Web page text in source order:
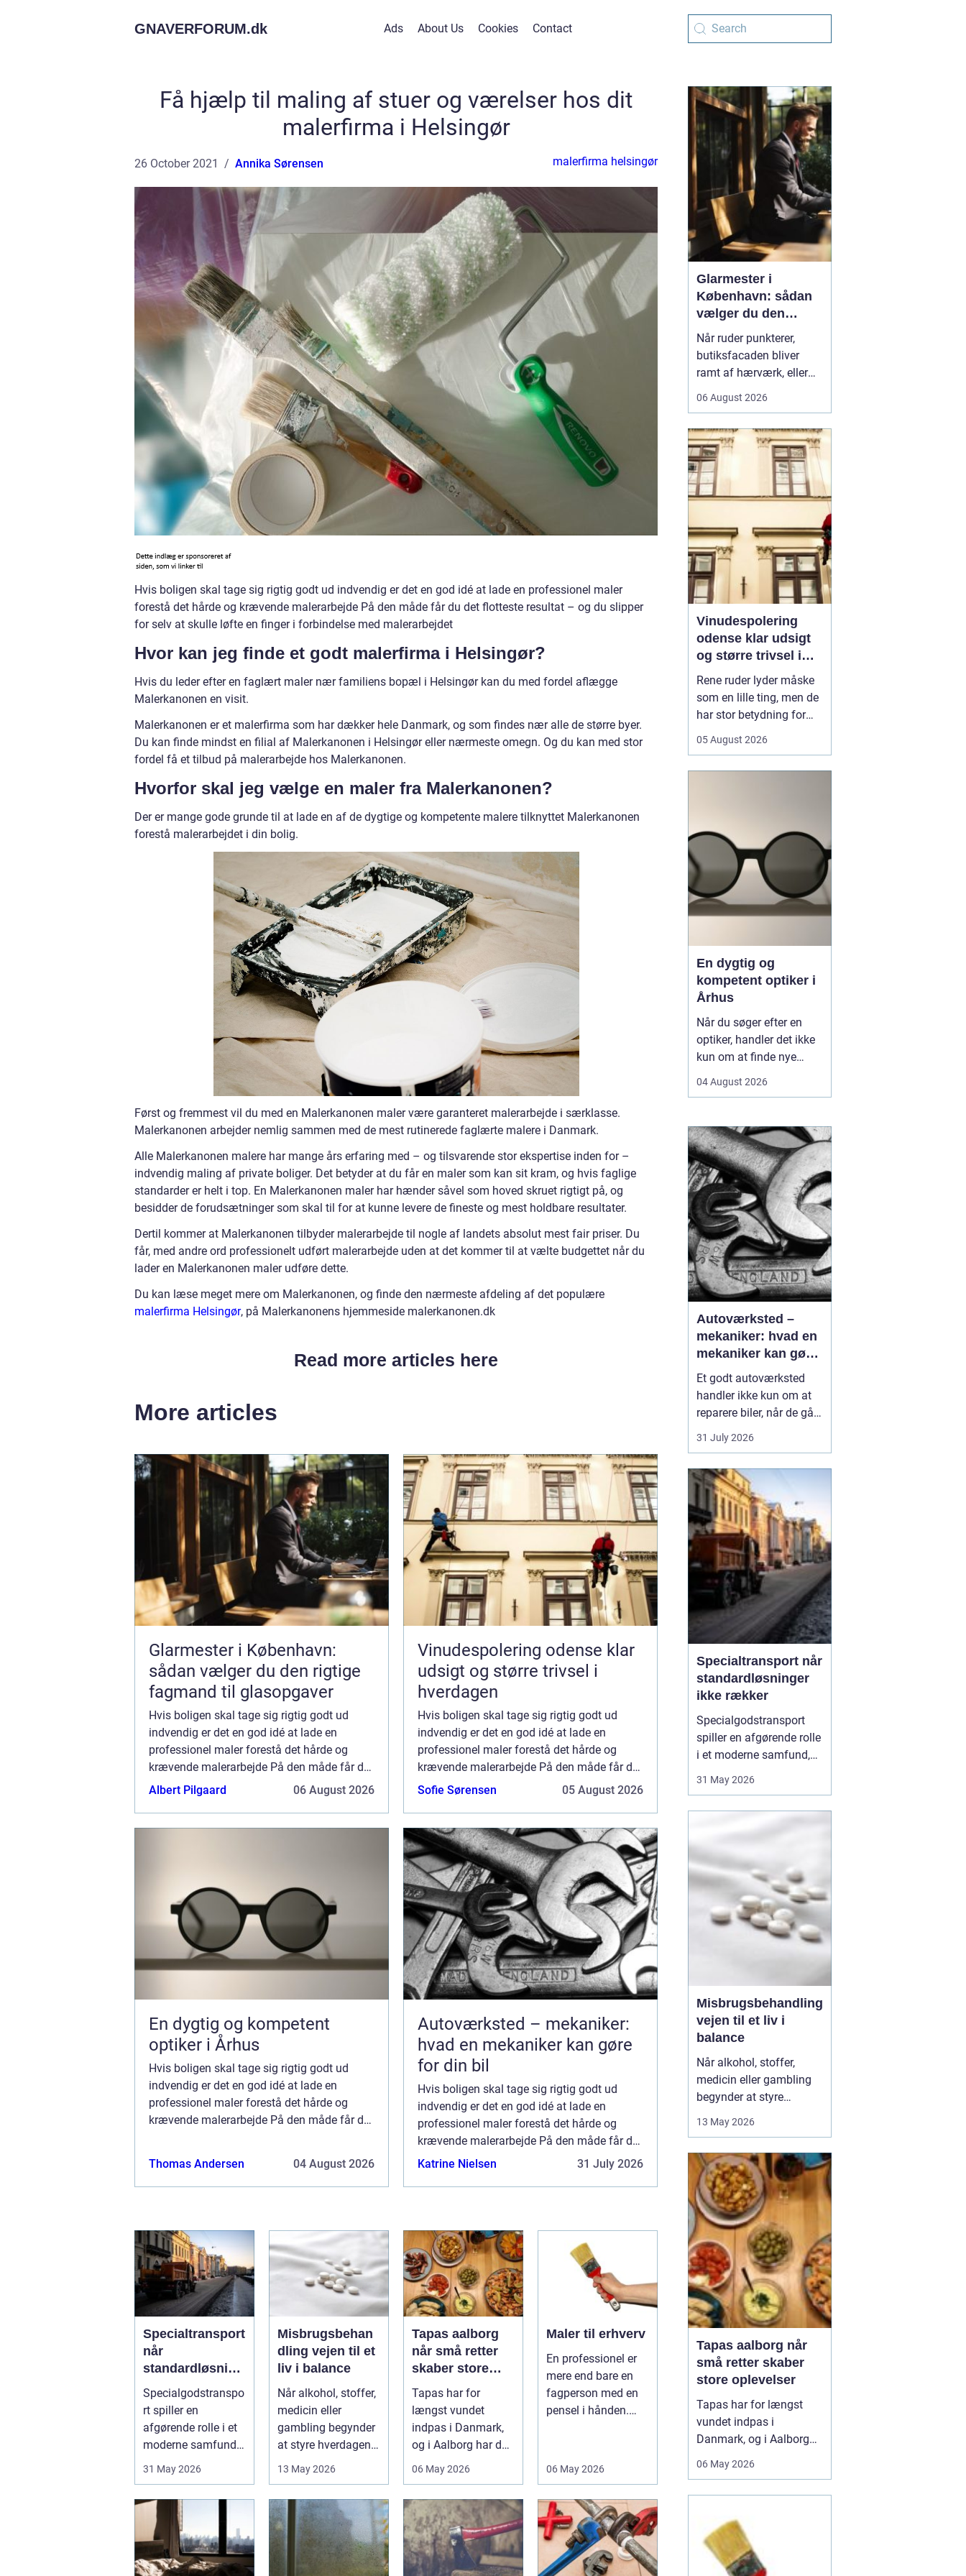
GNAVERFORUM.dk Ads About Us Cookies Contact
Få hjælp til maling af stuer og værelser hos dit
malerfirma i Helsingør
26 October 2021 Annika Sørensen malerfirma helsingør
Hvis boligen skal tage sig rigtig godt ud indvendig er det en god idé at lade en professionel maler
forestå det hårde og krævende malerarbejde På den måde får du det flotteste resultat – og du slipper
for selv at skulle løfte en finger i forbindelse med malerarbejdet
Hvor kan jeg finde et godt malerfirma i Helsingør?
Hvis du leder efter en faglært maler nær familiens bopæl i Helsingør kan du med fordel aflægge
Malerkanonen en visit.
Malerkanonen er et malerfirma som har dækker hele Danmark, og som findes nær alle de større byer.
Du kan finde mindst en filial af Malerkanonen i Helsingør eller nærmeste omegn. Og du kan med stor
fordel få et tilbud på malerarbejde hos Malerkanonen.
Hvorfor skal jeg vælge en maler fra Malerkanonen?
Der er mange gode grunde til at lade en af de dygtige og kompetente malere tilknyttet Malerkanonen
forestå malerarbejdet i din bolig.
Først og fremmest vil du med en Malerkanonen maler være garanteret malerarbejde i særklasse.
Malerkanonen arbejder nemlig sammen med de mest rutinerede faglærte malere i Danmark.
Alle Malerkanonen malere har mange års erfaring med – og tilsvarende stor ekspertise inden for –
indvendig maling af private boliger. Det betyder at du får en maler som kan sit kram, og hvis faglige
standarder er helt i top. En Malerkanonen maler har hænder såvel som hoved skruet rigtigt på, og
besidder de forudsætninger som skal til for at kunne levere de fineste og mest holdbare resultater.
Dertil kommer at Malerkanonen tilbyder malerarbejde til nogle af landets absolut mest fair priser. Du
får, med andre ord professionelt udført malerarbejde uden at det kommer til at vælte budgettet når du
lader en Malerkanonen maler udføre dette.
Du kan læse meget mere om Malerkanonen, og finde den nærmeste afdeling af det populære
malerfirma Helsingør, på Malerkanonens hjemmeside malerkanonen.dk
Read more articles here
More articles
Glarmester i København:
sådan vælger du den rigtige
fagmand til glasopgaver
Hvis boligen skal tage sig rigtig godt ud
indvendig er det en god idé at lade en
professionel maler forestå det hårde og
krævende malerarbejde På den måde får du
det flotteste resultat – og du slipper ...
Albert Pilgaard 06 August 2026
Vinudespolering odense klar
udsigt og større trivsel i
hverdagen
Hvis boligen skal tage sig rigtig godt ud
indvendig er det en god idé at lade en
professionel maler forestå det hårde og
krævende malerarbejde På den måde får du
det flotteste resultat – og du slipper ...
Sofie Sørensen 05 August 2026
En dygtig og kompetent
optiker i Århus
Hvis boligen skal tage sig rigtig godt ud
indvendig er det en god idé at lade en
professionel maler forestå det hårde og
krævende malerarbejde På den måde får du
Thomas Andersen
04 August 2026
Autoværksted – mekaniker:
hvad en mekaniker kan gøre
for din bil
Hvis boligen skal tage sig rigtig godt ud
indvendig er det en god idé at lade en
professionel maler forestå det hårde og
krævende malerarbejde På den måde får du
det flotteste resultat – og du slipper ...
Katrine Nielsen 31 July 2026
Specialtransport
når
standardløsning
er ikke rækker
Specialgodstranspo
rt spiller en
afgørende rolle i et
moderne samfund,
bliver mere sp...
31 May 2026
Misbrugsbehan
dling vejen til et
liv i balance
Når alkohol, stoffer,
medicin eller
gambling begynder
at styre hverdagen,
kun pers...
13 May 2026
Tapas aalborg
når små retter
skaber store
oplevelser
Tapas har for
længst vundet
indpas i Danmark,
og i Aalborg har de
deres helt eget li...
06 May 2026
Maler til erhverv
En professionel er
mere end bare en
fagperson med en
pensel i hånden.
06 May 2026
Glarmester i
København: sådan
vælger du den
rigtige fagmand til
glasopgaver
Når ruder punkterer,
butiksfacaden bliver
ramt af hærværk, eller
lysere og mere moderne
glarmester en central
rolle.
En glarmester i
Københa...
06 August 2026
Vinudespolering
odense klar udsigt
og større trivsel i
hverdagen
Rene ruder lyder måske
som en lille ting, men de
har stor betydning for
indtryk af en bolig eller
tunge at være i. I en by
som Odense, hv...
05 August 2026
En dygtig og
kompetent optiker i
Århus
Når du søger efter en
optiker, handler det ikke
kun om at finde nye
men om at få faglig
synsprøver og produkter,
der passer til din
hverdag. I hjertet af byen
find...
04 August 2026
Autoværksted –
mekaniker: hvad en
mekaniker kan gøre
for din bil
Et godt autoværksted
handler ikke kun om at
reparere biler, når de går i
stykker. Det handler i lige
så høj grad om
klare svar, når du som
bilist står med
spørgsmål om s...
31 July 2026
Specialtransport når
standardløsninger
ikke rækker
Specialgodstransport
spiller en afgørende rolle
i et moderne samfund,
mere specialiseret, og
tungere og større. Når
vindmøllekomponenter,
både eller siloer skal
flyttes, er almindelig
lastbil...
31 May 2026
Misbrugsbehandling
vejen til et liv i
balance
Når alkohol, stoffer,
medicin eller gambling
begynder at styre
ikke kun personen med
hele familien. Mange går
længe alene med
skammen og tvivlen, før
de søger hjælp. Her kan
professionel
misbrugsbehandling g...
13 May 2026
Tapas aalborg når
små retter skaber
store oplevelser
Tapas har for længst
vundet indpas i
Danmark, og i Aalborg
deres helt eget liv. Her
deletradition, og
resultatet er en afslappet
spiseform, hvor smag,
06 May 2026